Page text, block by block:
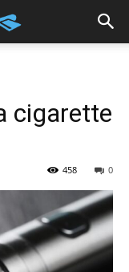
cigarette
0
458